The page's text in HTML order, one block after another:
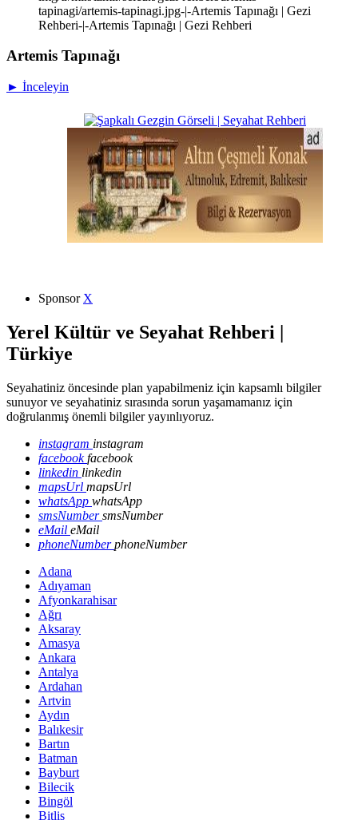
tapinagi/artemis-tapinagi.jpg-|-Artemis Tapınağı | Gezi
Rehberi-|-Artemis Tapınağı | Gezi Rehberi
Artemis Tapınağı
► İnceleyin
Sponsor X
Yerel Kültür ve Seyahat Rehberi |
Türkiye
Seyahatiniz öncesinde plan yapabilmeniz için kapsamlı bilgiler
sunuyor ve seyahatiniz sırasında sorun yaşamamanız için
doğrulanmış önemli bilgiler yayınlıyoruz.
instagram instagram
facebookfacebook
linkedin linkedin
mapsUrl mapsUrl
whatsApp whatsApp
smsNumbersmsNumber
eMail eMail
phoneNumberphoneNumber
Adana
Adıyaman
Afyonkarahisar
Ağrı
Aksaray
Amasya
Ankara
Antalya
Ardahan
Artvin
Aydın
Balıkesir
Bartın
Batman
Bayburt
Bilecik
Bingöl
Bitlis